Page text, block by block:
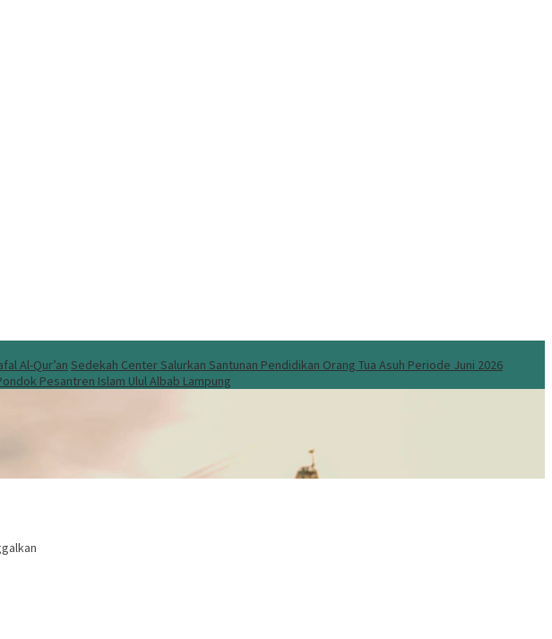
Al-Qur’an Sedekah Center Salurkan Santunan Pendidikan Orang Tua Asuh Periode Juni 2026
Pesantren Islam Ulul Albab Lampung